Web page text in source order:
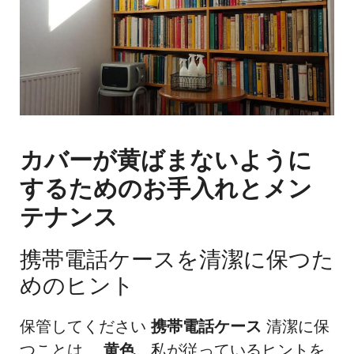
カバーが黄ばまないように
するためのお手入れとメン
テナンス
携帯電話ケースを清潔に保つた
めのヒント
保管してください 携帯電話ケース 清潔に保
つことは、 黄色。私が従っているヒントを